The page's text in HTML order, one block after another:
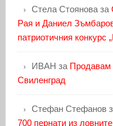
Стела Стояноваза
Рая и Даниел
патриотичния конкурс
ИВАН за Продавам
Свиленград
Стефан Стефанов
700 пернати из